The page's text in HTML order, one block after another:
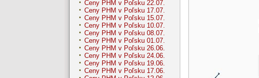
Ceny PHM v Poľsku 22.07.
Ceny PHM v Poľsku 17.07.
Ceny PHM v Poľsku 15.07.
Ceny PHM v Poľsku 10.07.
Ceny PHM v Poľsku 08.07.
Ceny PHM v Poľsku 01.07.
Ceny PHM v Poľsku 26.06.
Ceny PHM v Poľsku 24.06.
Ceny PHM v Poľsku 19.06.
Ceny PHM v Poľsku 17.06.